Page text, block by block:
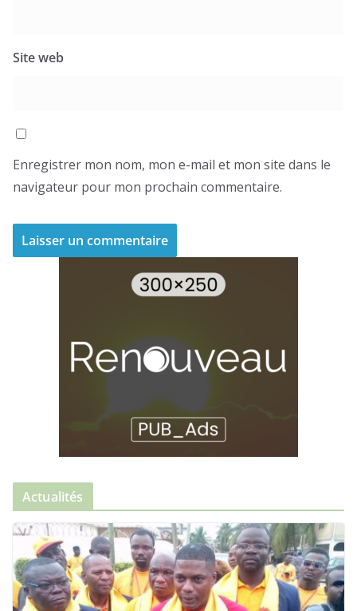
Site web
Enregistrer mon nom, mon e-mail et mon site dans le
navigateur pour mon prochain commentaire.
Actualités